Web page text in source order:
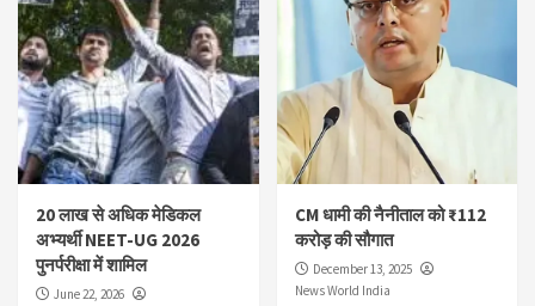
20 लाख से अधिक मेडिकल
अभ्यर्थी NEET-UG 2026
पुनर्परीक्षा में शामिल
June 22, 2026
CM धामी की नैनीताल को ₹112
करोड़ की सौगात
December 13, 2025
News World India